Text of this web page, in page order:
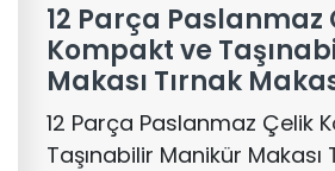
12 Parça Paslanmaz
Kompakt ve
Makası Tırnak
12 Parça Paslanmaz Çelik
Taşınabilir Manikür Makası